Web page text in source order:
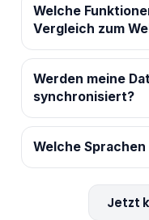
Welche
Vergleich zum
Werden meine
synchronisiert?
Welche
Jetzt